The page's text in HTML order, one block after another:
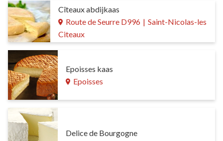
Cîteaux abdijkaas
Route de Seurre D996 | Saint-Nicolas-les
Citeaux
Epoisses kaas
Epoisses
Delice de Bourgogne